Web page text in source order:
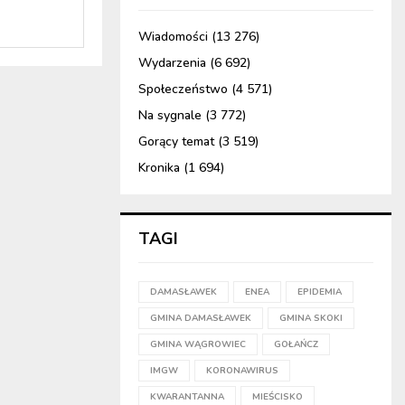
Wiadomości (13 276)
Wydarzenia (6 692)
Społeczeństwo (4 571)
Na sygnale (3 772)
Gorący temat(3 519)
Kronika (1 694)
TAGI
DAMASŁAWEK ENEA EPIDEMIA
GMINA DAMASŁAWEK GMINA SKOKI
GMINA WĄGROWIEC GOŁAŃCZ
IMGW KORONAWIRUS
KWARANTANNA MIEŚCISKO